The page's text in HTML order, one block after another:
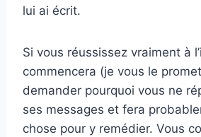
lui ai écrit.
Si vous réussissez vraiment à
commencera (je vous le
demander pourquoi vous ne
ses messages et fera
chose pour y remédier. Vous